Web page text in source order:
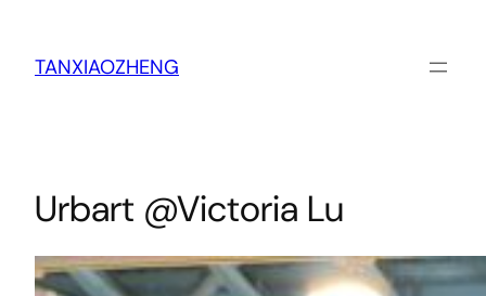
TANXIAOZHENG
Urbart @Victoria Lu